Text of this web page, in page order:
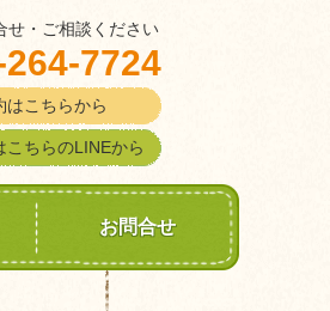
せ・ご相談ください
7724
はこちらから
こちらのLINEから
お問合せ